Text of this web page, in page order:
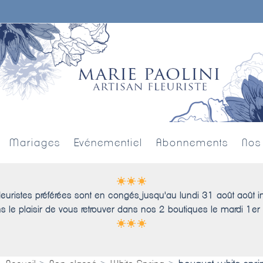
Mariages Evénementiel Abonnements
préférées sont en congés jusqu'au lundi 31 août août
le plaisir de vous retrouver dans nos 2 boutiques le mardi 1er